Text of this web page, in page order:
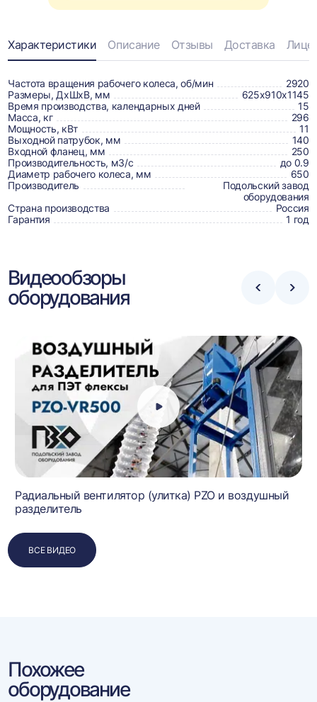
Информация
о
товаре,
доставке,
отзывах
и
сертификаты
Характеристики Описание Отзывы Доставка
Частота вращения рабочего колеса, об/мин
2920
Размеры, ДхШхВ, мм
625х910х1145
Время производства, календарных дней
15
Масса, кг
296
Мощность, кВт
11
Выходной патрубок, мм
140
Входной фланец, мм
250
Производительность, м3/с
до 0.9
Диаметр рабочего колеса, мм
650
Производитель
Подольский завод
оборудования
Страна производства
Россия
Гарантия
1 год
Видеообзоры
оборудования
Стрелка
Радиальный вентилятор (улитка) PZO и воздушный
разделитель
ВСЕ ВИДЕО
Похожее
оборудование